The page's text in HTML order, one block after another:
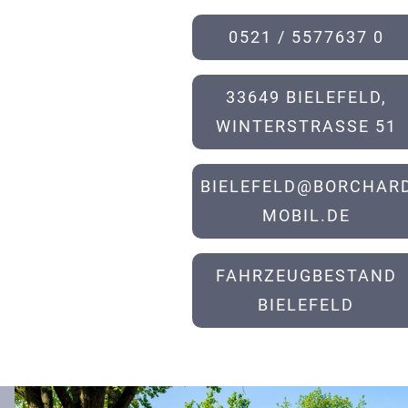
0521 / 5577637 0
33649 BIELEFELD,
WINTERSTRASSE 51
MOBIL.DE
FAHRZEUGBESTAND
BIELEFELD